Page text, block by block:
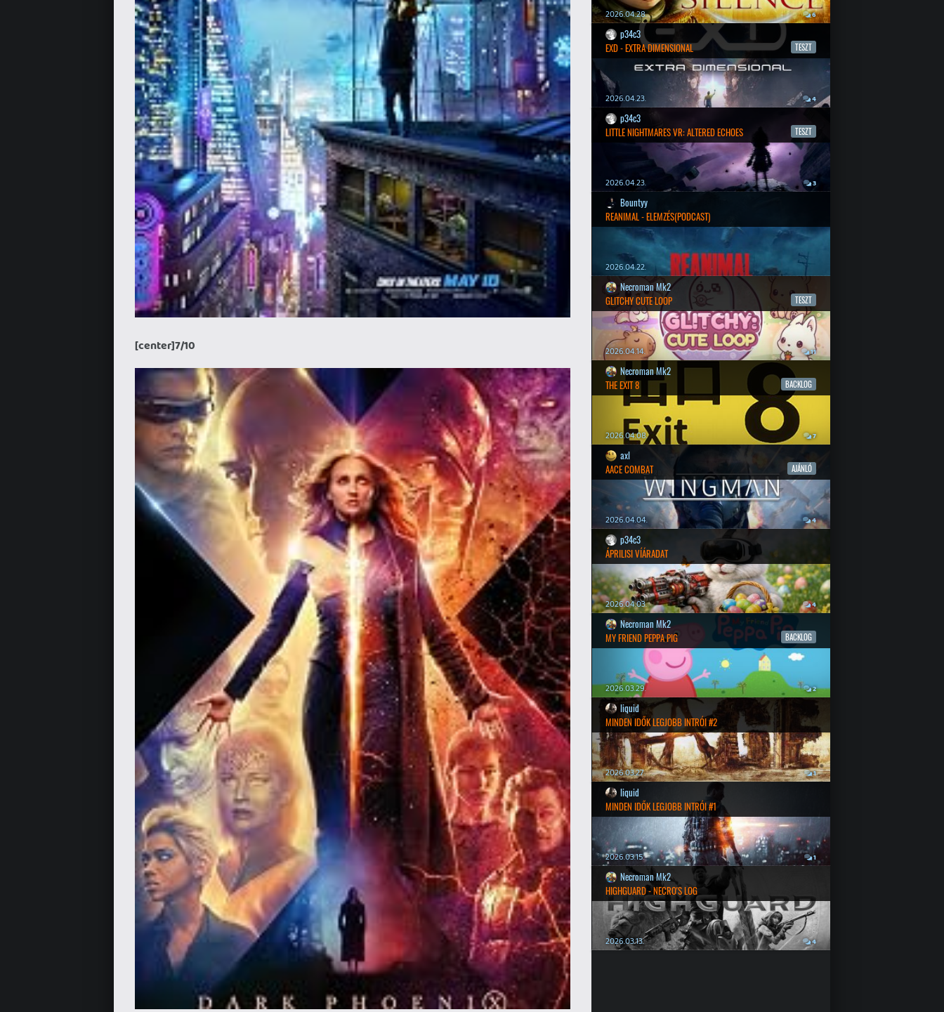
[center]7/10
2026.04.28. 6
p34c3
EXD - EXTRA DIMENSIONAL
TESZT
2026.04.23. 4
p34c3
LITTLE NIGHTMARES VR: ALTERED ECHOES
TESZT
2026.04.23. 3
Bountyy
REANIMAL - ELEMZÉS(PODCAST)
2026.04.22.
Necroman Mk2
GLITCHY CUTE LOOP
TESZT
2026.04.14. 11
Necroman Mk2
THE EXIT 8
BACKLOG
2026.04.08. 7
axl
AACE COMBAT
AJÁNLÓ
2026.04.04. 4
p34c3
ÁPRILISI VÍÁRADAT
2026.04.03. 4
Necroman Mk2
MY FRIEND PEPPA PIG
BACKLOG
2026.03.29. 2
liquid
MINDEN IDŐK LEGJOBB INTRÓI #2
2026.03.27. 1
liquid
MINDEN IDŐK LEGJOBB INTRÓI #1
2026.03.15. 1
Necroman Mk2
HIGHGUARD - NECRO'S LOG
2026.03.13. 4